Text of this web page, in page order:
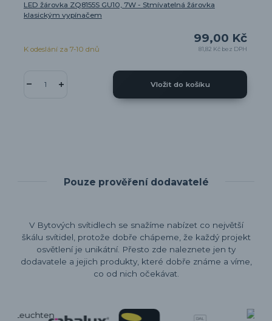
LED žárovka ZQ8155S GU10, 7W - Stmívatelná žárovka
klasickým vypínačem
99,00 Kč
81,82 Kč bez DPH
K odeslání za 7-10 dnů
Vložit do košíku
Pouze prověření dodavatelé
V Bytových svítidlech se snažíme nabízet co největší
škálu svítidel, protože dobře chápeme, že každý projekt
osvětlení je unikátní. Přesto zde naleznete jen ty
dodavatele a jejich produkty, které dobře známe a víme,
co od nich očekávat.